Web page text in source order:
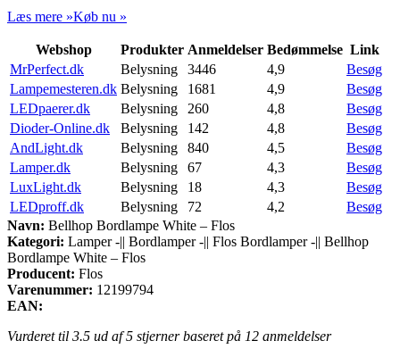
Læs mere »Køb nu »
Webshop Produkter Anmeldelser Bedømmelse Link
MrPerfect.dk
Belysning 3446 4,9
Besøg
Lampemesteren.dk Belysning 1681 4,9
Besøg
LEDpaerer.dk
Belysning 260 4,8
Besøg
Dioder-Online.dk
Belysning 142 4,8
Besøg
AndLight.dk
Belysning 840 4,5
Besøg
Lamper.dk
Belysning 67 4,3
Besøg
LuxLight.dk
Belysning 18 4,3
Besøg
LEDproff.dk
Belysning 72 4,2
Besøg
Navn: Bellhop Bordlampe White – Flos
Kategori: Lamper -|| Bordlamper -|| Flos Bordlamper -|| Bellhop
Bordlampe White – Flos
Producent: Flos
Varenummer: 12199794
EAN:
Vurderet til 3.5 ud af 5 stjerner baseret på 12 anmeldelser